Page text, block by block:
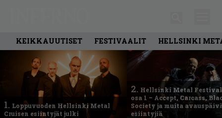
KEIKKAUUTISET FESTIVAALIT HELLSINKI
1. Loppuvuoden Hellsinki Metal
Cruisen esiintyjät julki
2. Hellsinki Metal
osa 1 – Accept, Carcass,
Society ja muita
esiintyjiä